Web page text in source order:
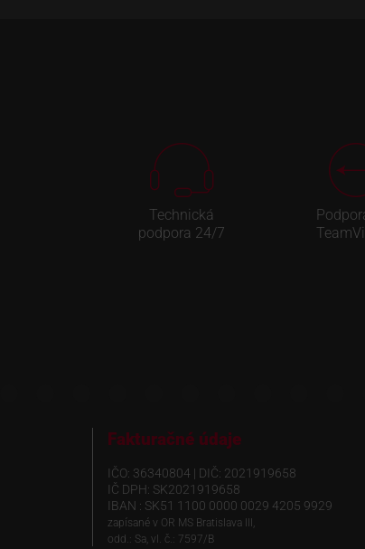
Technická
podpora 24/7
Fakturačné údaje
IČO: 36340804 | DIČ: 2021919658
IČ DPH: SK2021919658
IBAN : SK51 1100 0000 0029 4205 9929
zapísané v OR MS Bratislava III,
odd.: Sa, vl. č.: 7597/B